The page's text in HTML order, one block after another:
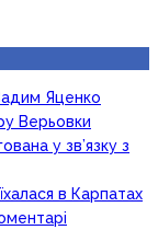
Яценко
Верьовки
у зв’язку з
в Карпатах